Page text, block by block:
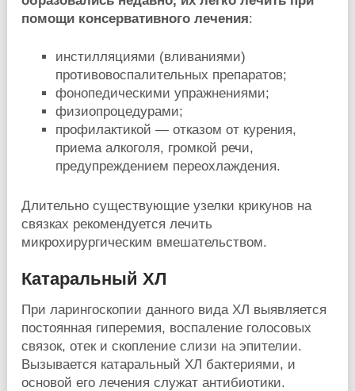
помощи консервативного лечения:
инстилляциями (вливаниями)
противовоспалительных препаратов;
фонопедическими упражнениями;
физиопроцедурами;
профилактикой — отказом от курения,
приема алкоголя, громкой речи,
предупреждением переохлаждения.
Длительно существующие узелки крикунов на
связках рекомендуется лечить
микрохирургическим вмешательством.
Катаральный ХЛ
При ларингоскопии данного вида ХЛ выявляется
постоянная гиперемия, воспаление голосовых
связок, отек и скопление слизи на эпителии.
Вызывается катаральный ХЛ бактериями, и
основой его лечения служат антибиотики.